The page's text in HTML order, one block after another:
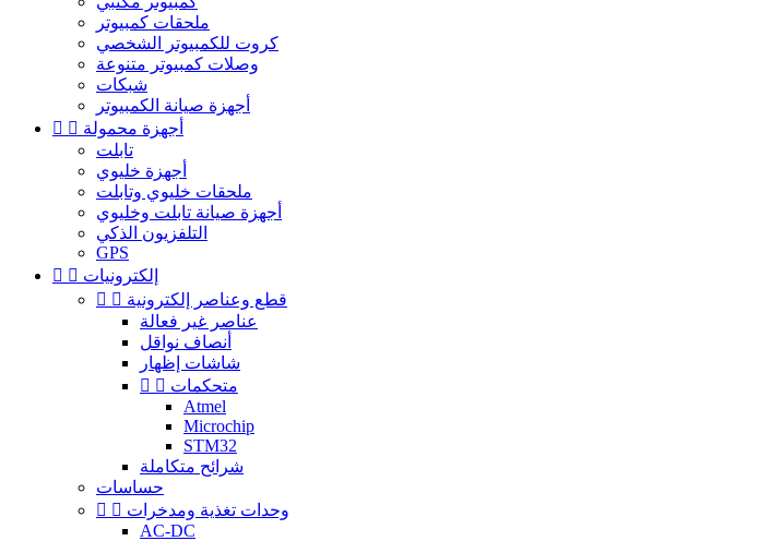
ملحقات كمبيوتر
كروت للكمبيوتر الشخصي
وصلات كمبيوتر متنوعة
شبكات
أجهزة صيانة الكمبيوتر
  أجهزة محمولة
تابلت
أجهزة خليوي
ملحقات خليوي وتابلت
أجهزة صيانة تابلت وخليوي
التلفزيون الذكي
GPS
  إلكترونيات
  قطع وعناصر إلكترونية
عناصر غير فعالة
أنصاف نواقل
شاشات إظهار
  متحكمات
Atmel
Microchip
STM32
شرائح متكاملة
حساسات
  وحدات تغذية ومدخرات
AC-DC